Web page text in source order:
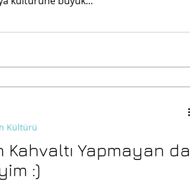
Kahvaltı Yapmayan da
:)
Kültürü